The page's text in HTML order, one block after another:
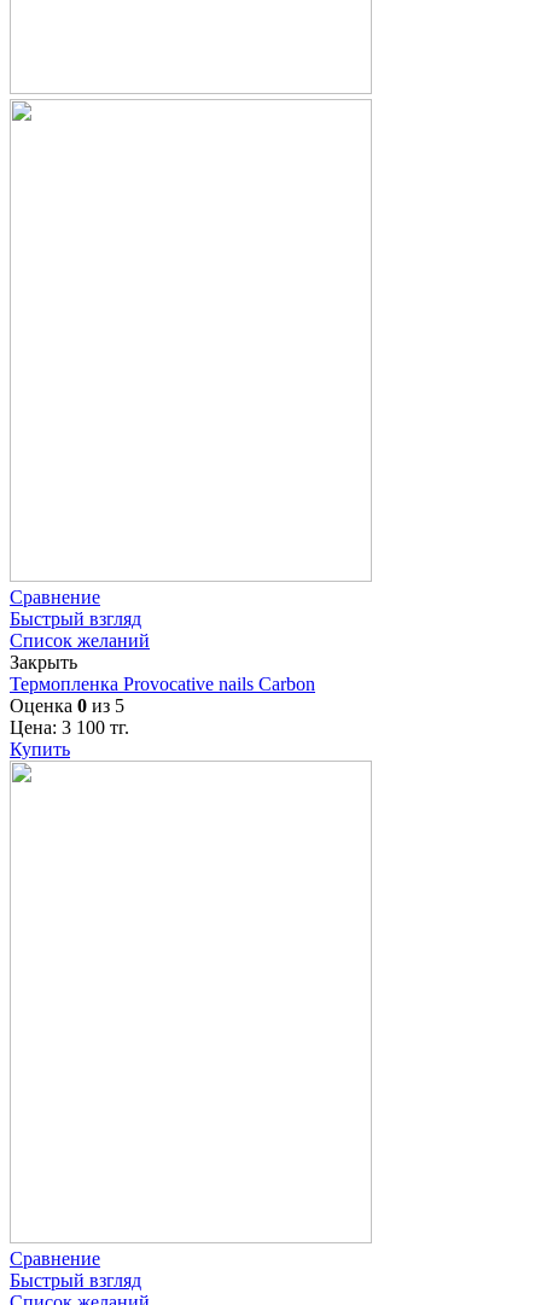
Сравнение
Быстрый взгляд
Список желаний
Закрыть
Термопленка Provocative nails Carbon
Оценка 0 из 5
Цена: 3 100 тг.
Купить
Сравнение
Быстрый взгляд